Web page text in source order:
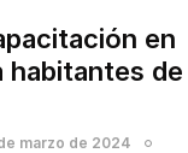
en
habitantes de
marzo de 2024